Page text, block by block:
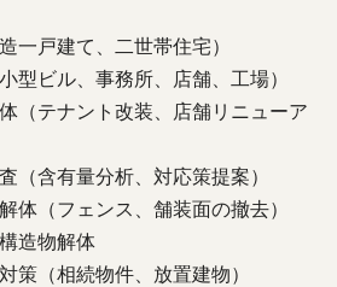
一戸建て、二世帯住宅）
型ビル、事務所、店舗、工場）
（テナント改装、店舗リニューア
（含有量分析、対応策提案）
体（フェンス、舗装面の撤去）
造物解体
策（相続物件、放置建物）